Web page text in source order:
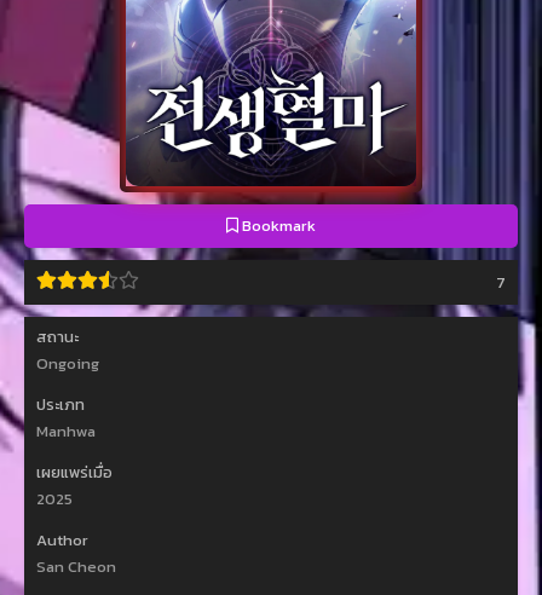
Bookmark
7
สถานะ
Ongoing
ประเภท
Manhwa
เผยแพร่เมื่อ
2025
Author
San Cheon